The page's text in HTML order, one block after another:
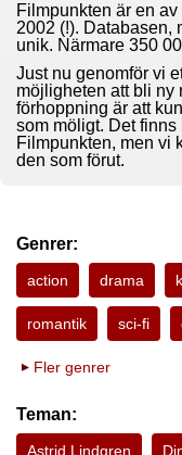
Filmpunkten är en
2002 (!). Databasen,
unik. Närmare 350
Just nu genomför vi
möjligheten att bli ny
förhoppning är att
som möligt. Det
Filmpunkten, men vi
den som förut.
Genrer:
action drama
romantik sci-fi
Fler genrer
Teman:
Astrid Lindgren